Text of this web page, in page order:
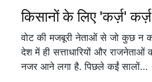
किसानों के लिए 'कर्ज़'
वोट की मजबूरी नेताओं से जो कुछ न
देश में ही सत्ताधारियों और
नजर आने लगा है. पिछले कईं सालों…